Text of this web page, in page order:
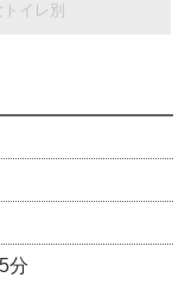
イレ別
分